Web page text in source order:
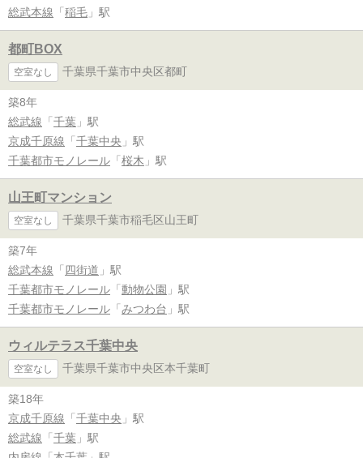
総武本線 「 稲毛 」駅
都町BOX
空室なし 千葉県千葉市中央区都町
築8年
総武線 「 千葉 」駅
京成千原線 「 千葉中央 」駅
千葉都市モノレール 「 桜木 」駅
山王町マンション
空室なし 千葉県千葉市稲毛区山王町
築7年
総武本線 「 四街道 」駅
千葉都市モノレール 「 動物公園 」駅
千葉都市モノレール 「 みつわ台 」駅
ウィルテラス千葉中央
空室なし 千葉県千葉市中央区本千葉町
築18年
京成千原線 「 千葉中央 」駅
総武線 「 千葉 」駅